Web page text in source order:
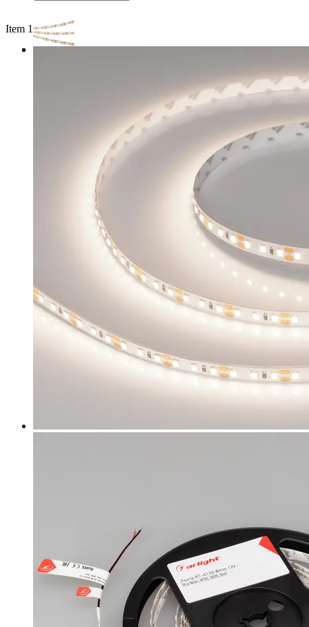
Item 1 of 4